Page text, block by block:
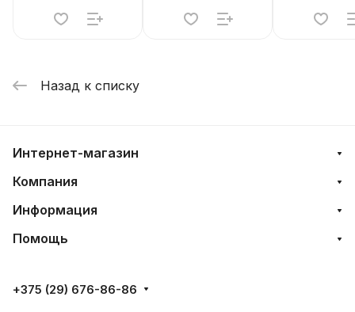
Назад к списку
Интернет-магазин
Компания
Информация
Помощь
+375 (29) 676-86-86